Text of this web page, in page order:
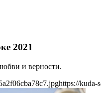
2021
и верности.
https://kuda-